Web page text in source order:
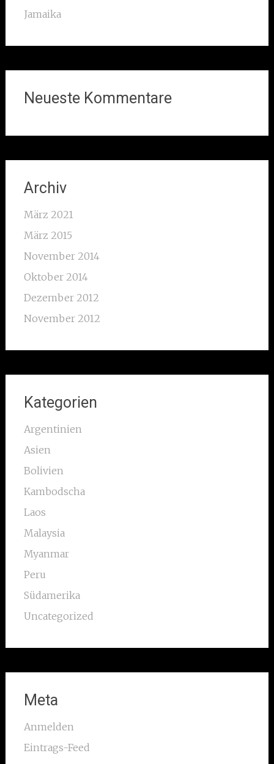
Jamaika
Neueste Kommentare
Archiv
März 2021
März 2015
November 2014
Oktober 2014
Dezember 2012
November 2012
Kategorien
Argentinien
Asien
Bolivien
Kambodscha
Laos
Malaysia
Myanmar
Peru
Südamerika
Uncategorized
Meta
Anmelden
Eintrags-Feed